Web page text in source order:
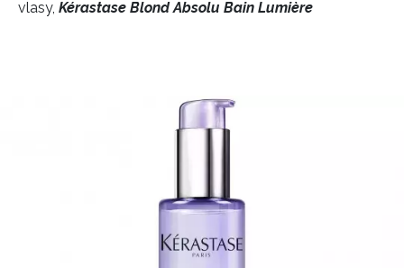
vlasy, Kérastase Blond Absolu Bain Lumière